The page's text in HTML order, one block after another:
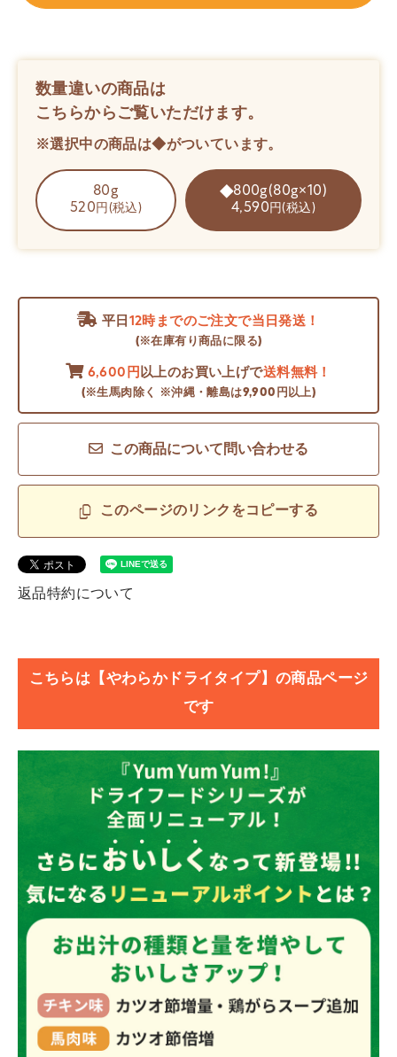
数量違いの商品は
こちらからご覧いただけます。
※選択中の商品は◆がついています。
80g
520 円(税込)
800g(80g×10)
4,590 円(税込)
平日 12時までのご注文で当日発送！
(※在庫有り商品に限る)
6,600円以上のお買い上げで送料無料！
(※生馬肉除く ※沖縄・離島は9,900円以上)
この商品について問い合わせる
このページのリンクをコピーする
返品特約について
こちらは【やわらかドライタイプ】の商品ページ
です